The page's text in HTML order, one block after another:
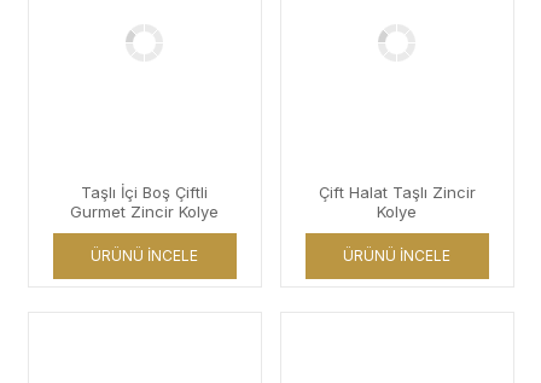
Taşlı İçi Boş Çiftli
Gurmet Zincir Kolye
ÜRÜNÜ İNCELE
Çift Halat Taşlı Zincir
Kolye
ÜRÜNÜ İNCELE